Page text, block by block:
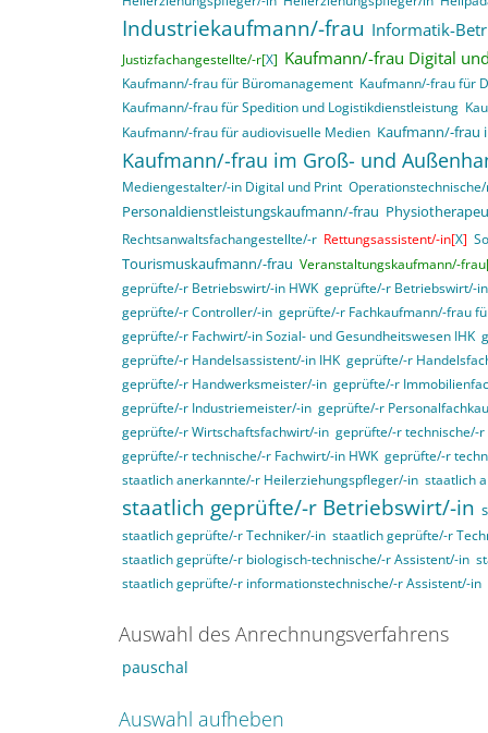
Industriekaufmann/-frau Informatik-
Justizfachangestellte/-r[X] Kaufmann/-frau Digital
Kaufmann/-frau für Büromanagement Kaufmann/-frau für
Kaufmann/-frau für Spedition und Logistikdienstleistung
Kaufmann/-frau für audiovisuelle Medien Kaufmann/-frau
Kaufmann/-frau im Groß- und
Mediengestalter/-in Digital und Print
Personaldienstleistungskaufmann/-frau
Rechtsanwaltsfachangestellte/-r Rettungsassistent/-in[X]
Tourismuskaufmann/-frau Veranstaltungskaufmann/-
geprüfte/-r Betriebswirt/-in HWK geprüfte/-r Betriebswirt/-
geprüfte/-r Controller/-in geprüfte/-r Fachkaufmann/-frau
geprüfte/-r Fachwirt/-in Sozial- und Gesundheitswesen IHK
geprüfte/-r Handelsassistent/-in IHK geprüfte/-r
geprüfte/-r Handwerksmeister/-in geprüfte/-r
geprüfte/-r Industriemeister/-in geprüfte/-r
geprüfte/-r Wirtschaftsfachwirt/-in geprüfte/-r technische/-
geprüfte/-r technische/-r Fachwirt/-in HWK geprüfte/-r
staatlich anerkannte/-r Heilerziehungspfleger/-in staatlich
staatlich geprüfte/-r Betriebswirt/-in
staatlich geprüfte/-r Techniker/-in staatlich geprüfte/-r
staatlich geprüfte/-r biologisch-technische/-r Assistent/-in
staatlich geprüfte/-r informationstechnische/-r Assistent/-in
Auswahl des Anrechnungsverfahrens
pauschal
Auswahl aufheben